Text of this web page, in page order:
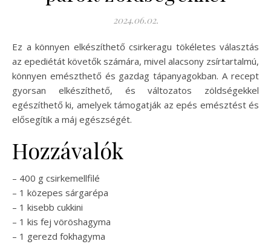
2024.06.02.
Ez a könnyen elkészíthető csirkeragu tökéletes választás
az epediétát követők számára, mivel alacsony zsírtartalmú,
könnyen emészthető és gazdag tápanyagokban. A recept
gyorsan elkészíthető, és változatos zöldségekkel
egészíthető ki, amelyek támogatják az epés emésztést és
elősegítik a máj egészségét.
Hozzávalók
– 400 g csirkemellfilé
– 1 közepes sárgarépa
– 1 kisebb cukkini
– 1 kis fej vöröshagyma
– 1 gerezd fokhagyma